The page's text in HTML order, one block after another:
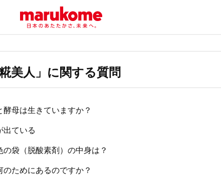
美人」に関する質問
母は生きていますか？
出ている
袋（脱酸素剤）の中身は？
ためにあるのですか？